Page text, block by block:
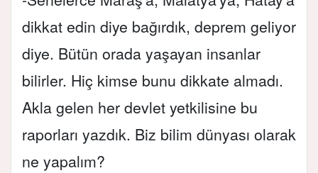
dikkat edin diye bağırdık, deprem geliyor
diye. Bütün orada yaşayan insanlar
bilirler. Hiç kimse bunu dikkate almadı.
Akla gelen her devlet yetkilisine bu
raporları yazdık. Biz bilim dünyası olarak
ne yapalım?